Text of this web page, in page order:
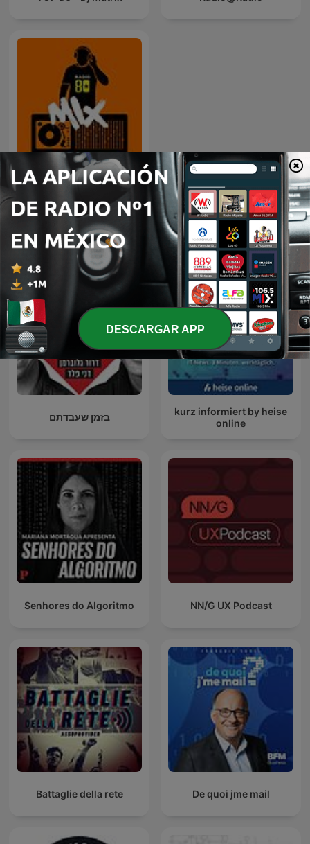
80 mix
Más podcasts internacionales de
Tecnología
בזמן שעבדתם
kurz informiert by heise
online
Senhores do Algoritmo NN/G UX Podcast
Battaglie della rete De quoi jme mail
DESCARGAR APP